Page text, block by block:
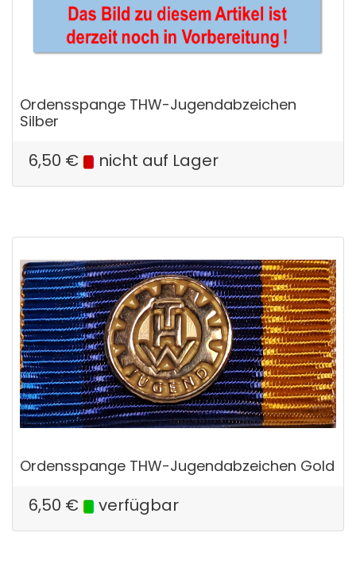
Ordensspange THW-Jugendabzeichen
Silber
6,50 € nicht auf Lager
Ordensspange THW-Jugendabzeichen Gold
6,50 € verfügbar